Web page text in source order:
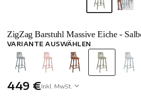
ZigZag Barstuhl Massive Eiche -
VARIANTE AUSWÄHLEN
449 €Inkl. MwSt.